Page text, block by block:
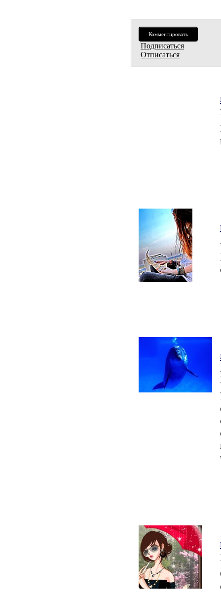
Комментировать
Подписаться
Отписаться